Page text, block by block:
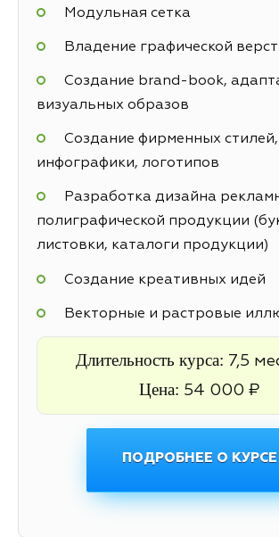
Модульная сетка
Владение графической
Создание brand-book,
визуальных образов
Создание фирменных стилей,
инфографики, логотипов
Разработка дизайна
полиграфической продукции
листовки, каталоги продукции)
Создание креативных идей
Векторные и растровые
Длительность курса: 7,5
Цена: 54 000 ₽
ПОДРОБНЕЕ О КУРСЕ